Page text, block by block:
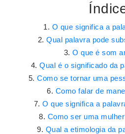
O que significa a
Qual palavra pode
O que é som
Qual é o significado da
Como se tornar uma
Como falar de
O que significa a
Como ser uma
Qual a etimologia da